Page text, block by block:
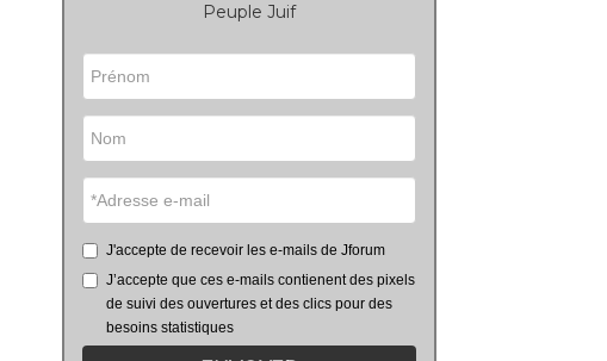
Peuple Juif
J'accepte de recevoir les e-mails de Jforum
J’accepte que ces e-mails contienent des pixels
de suivi des ouvertures et des clics pour des
besoins statistiques